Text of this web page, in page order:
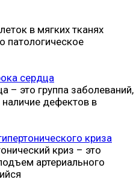
в мягких тканях
патологическое
сердца
– это группа заболеваний,
дефектов в
криза
криз – это
артериального